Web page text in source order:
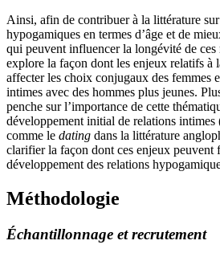
Ainsi, afin de contribuer à la littérature
hypogamiques en termes d’âge et de
qui peuvent influencer la longévité de ces
explore la façon dont les enjeux relatifs à
affecter les choix conjugaux des femmes
intimes avec des hommes plus jeunes.
penche sur l’importance de cette
développement initial de relations
comme le dating dans la littérature
clarifier la façon dont ces enjeux
développement des relations
Méthodologie
Échantillonnage et recrutement